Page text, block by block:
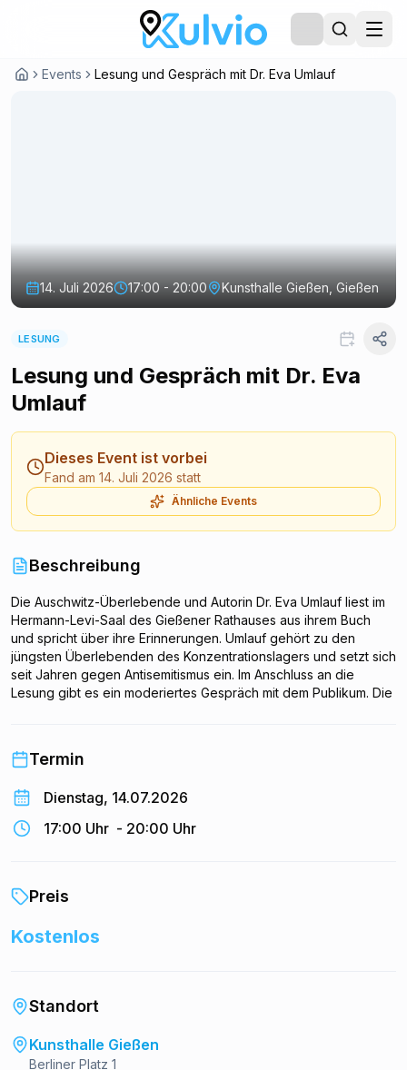
Events Lesung und Gespräch mit Dr. Eva Umlauf
14. Juli 2026 17:00 - 20:00 Kunsthalle Gießen, Gießen
LESUNG
Lesung und Gespräch mit Dr. Eva
Umlauf
Dieses Event ist vorbei
Fand am 14. Juli 2026 statt
Ähnliche Events
Beschreibung
Die Auschwitz-Überlebende und Autorin Dr. Eva Umlauf liest im
Hermann-Levi-Saal des Gießener Rathauses aus ihrem Buch
und spricht über ihre Erinnerungen. Umlauf gehört zu den
jüngsten Überlebenden des Konzentrationslagers und setzt sich
seit Jahren gegen Antisemitismus ein. Im Anschluss an die
Lesung gibt es ein moderiertes Gespräch mit dem Publikum. Die
Termin
Dienstag, 14.07.2026
17:00 Uhr - 20:00 Uhr
Preis
Kostenlos
Standort
Kunsthalle Gießen
Berliner Platz 1